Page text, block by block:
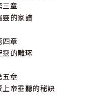
三章
靈的家譜
四章
靈的雕琢
五章
上帝垂聽的秘訣